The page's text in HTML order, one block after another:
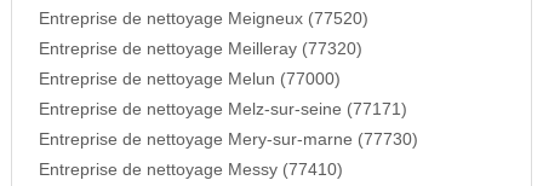
Entreprise de nettoyage Meigneux (77520)
Entreprise de nettoyage Meilleray (77320)
Entreprise de nettoyage Melun (77000)
Entreprise de nettoyage Melz-sur-seine (77171)
Entreprise de nettoyage Mery-sur-marne (77730)
Entreprise de nettoyage Messy (77410)